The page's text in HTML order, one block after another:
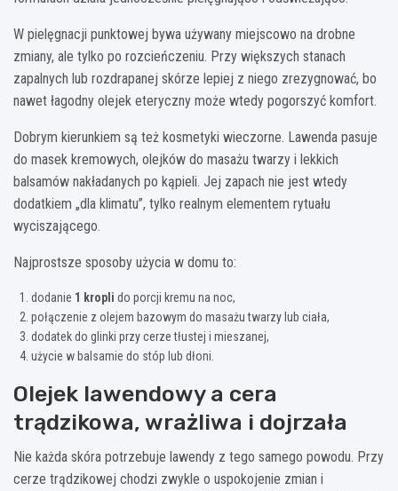
W pielęgnacji punktowej bywa używany miejscowo na drobne
zmiany, ale tylko po rozcieńczeniu. Przy większych stanach
zapalnych lub rozdrapanej skórze lepiej z niego zrezygnować, bo
nawet łagodny olejek eteryczny może wtedy pogorszyć komfort.
Dobrym kierunkiem są też kosmetyki wieczorne. Lawenda pasuje
do masek kremowych, olejków do masażu twarzy i lekkich
balsamów nakładanych po kąpieli. Jej zapach nie jest wtedy
dodatkiem „dla klimatu”, tylko realnym elementem rytuału
wyciszającego.
Najprostsze sposoby użycia w domu to:
dodanie 1 kropli do porcji kremu na noc,
połączenie z olejem bazowym do masażu twarzy lub ciała,
dodatek do glinki przy cerze tłustej i mieszanej,
użycie w balsamie do stóp lub dłoni.
Olejek lawendowy a cera
trądzikowa, wrażliwa i dojrzała
Nie każda skóra potrzebuje lawendy z tego samego powodu. Przy
cerze trądzikowej chodzi zwykle o uspokojenie zmian i